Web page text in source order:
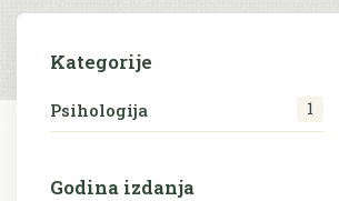
Kategorije
Psihologija 1
Godina izdanja